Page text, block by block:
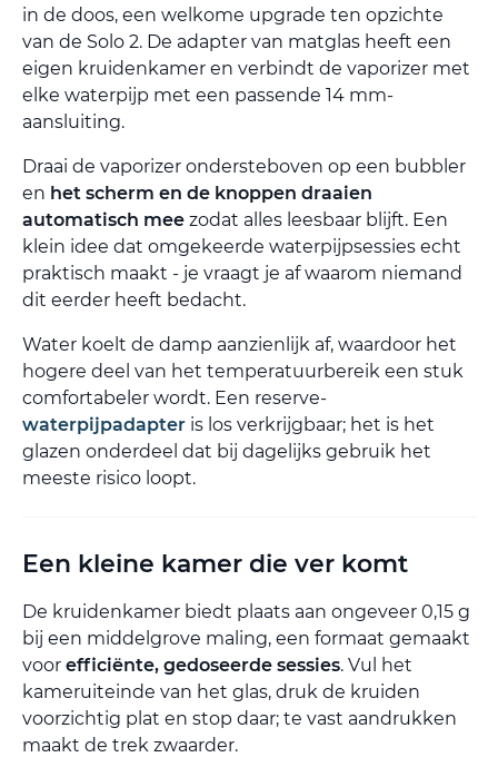
in de doos, een welkome upgrade ten opzichte
van de Solo 2. De adapter van matglas heeft een
eigen kruidenkamer en verbindt de vaporizer met
elke waterpijp met een passende 14 mm-
aansluiting.
Draai de vaporizer ondersteboven op een bubbler
en het scherm en de knoppen draaien
automatisch mee zodat alles leesbaar blijft. Een
klein idee dat omgekeerde waterpijpsessies echt
praktisch maakt - je vraagt je af waarom niemand
dit eerder heeft bedacht.
Water koelt de damp aanzienlijk af, waardoor het
hogere deel van het temperatuurbereik een stuk
comfortabeler wordt. Een reserve-
waterpijpadapter is los verkrijgbaar; het is het
glazen onderdeel dat bij dagelijks gebruik het
meeste risico loopt.
Een kleine kamer die ver komt
De kruidenkamer biedt plaats aan ongeveer 0,15 g
bij een middelgrove maling, een formaat gemaakt
voor efficiënte, gedoseerde sessies. Vul het
kameruiteinde van het glas, druk de kruiden
voorzichtig plat en stop daar; te vast aandrukken
maakt de trek zwaarder.